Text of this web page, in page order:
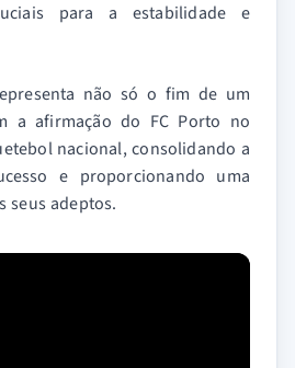
para a estabilidade e
não só o fim de um
a afirmação do FC Porto no
nacional, consolidando a
e proporcionando uma
seus adeptos.